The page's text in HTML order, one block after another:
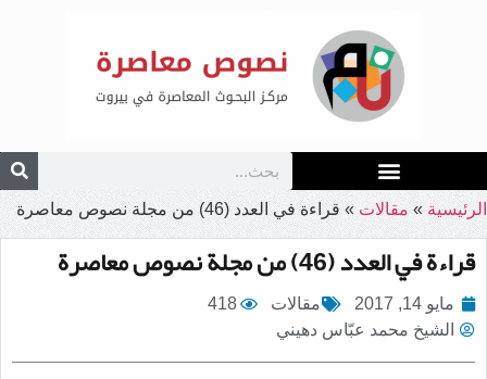
الرئيسية » مقالات » قراءة في العدد (46) من مجلة نصوص معاصرة
قراءة في العدد (46) من مجلة نصوص معاصرة
مايو 14, 2017 مقالات
418
الشيخ محمد عبّاس دهيني